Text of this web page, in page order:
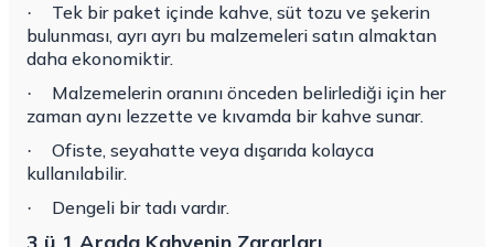
·
Tek bir paket içinde kahve, süt tozu ve şekerin
bulunması, ayrı ayrı bu malzemeleri satın almaktan
daha ekonomiktir.
·
Malzemelerin oranını önceden belirlediği için her
zaman aynı lezzette ve kıvamda bir kahve sunar.
·
Ofiste, seyahatte veya dışarıda kolayca
kullanılabilir.
· Dengeli bir tadı vardır.